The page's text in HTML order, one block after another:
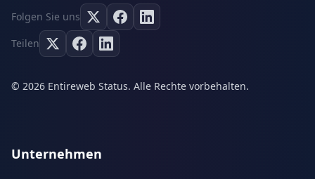
Folgen Sie uns
Teilen
© 2026 Entireweb Status. Alle Rechte vorbehalten.
Unternehmen